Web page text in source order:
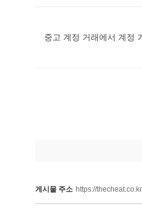
중고 계정 거래에서 계정
게시물 주소 https://